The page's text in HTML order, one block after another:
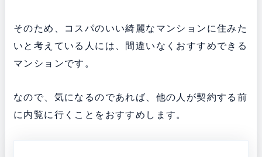
そのため、コスパのいい綺麗なマンションに住みた
いと考えている人には、間違いなくおすすめできる
マンションです。
なので、気になるのであれば、他の人が契約する前
に内覧に行くことをおすすめします。